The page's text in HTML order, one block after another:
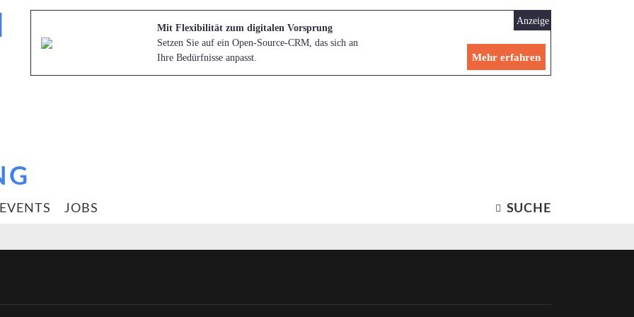
Mit Flexibilität zum digitalen Vorsprung
Setzen Sie auf ein Open-Source-CRM, das sich an
Ihre Bedürfnisse anpasst.
Mehr erfahren
Anzeige
EVENTS JOBS SUCHE